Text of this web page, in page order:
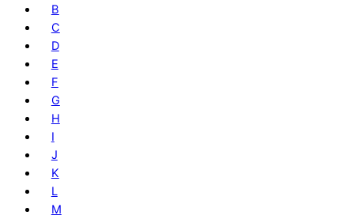
B
C
D
E
F
G
H
I
J
K
L
M